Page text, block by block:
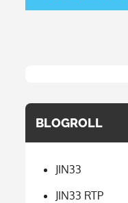
BLOGROLL
JIN33
JIN33 RTP